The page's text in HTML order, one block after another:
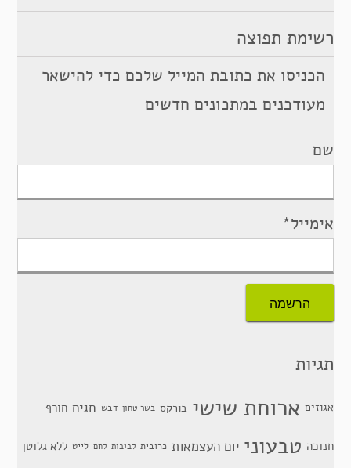
רשימת תפוצה
הכניסו את כתובת המייל שלכם כדי להישאר
מעודכנים במתכונים חדשים
שם
אימייל*
תגיות
אגוזים ארוחת שישי בורקס בשר טחון דבש חגים חורף
חנוכה טבעוני יום העצמאות כרובית לביבות לחם לייט ללא גלוטן